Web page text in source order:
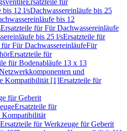
Ersatzteile für
bis 12 l/sDachwassereinläufe bis 25
bis 12
Ersatzteile für Für Dachwassereinläufe
bis 25 l/sErsatzteile für
für Für DachwassereinläufeFür
Ersatzteile für
für Bodenabläufe 13 x 13
und
Kompatibilität [1]Ersatzteile für
für Geberit
Ersatzteile für
Kompatibilität
Ersatzteile für Werkzeuge für Geberit